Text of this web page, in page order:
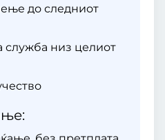
до следниот
служба низ целиот